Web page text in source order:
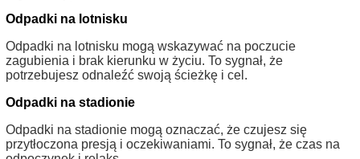
Odpadki na lotnisku
Odpadki na lotnisku mogą wskazywać na poczucie
zagubienia i brak kierunku w życiu. To sygnał, że
potrzebujesz odnaleźć swoją ścieżkę i cel.
Odpadki na stadionie
Odpadki na stadionie mogą oznaczać, że czujesz się
przytłoczona presją i oczekiwaniami. To sygnał, że czas na